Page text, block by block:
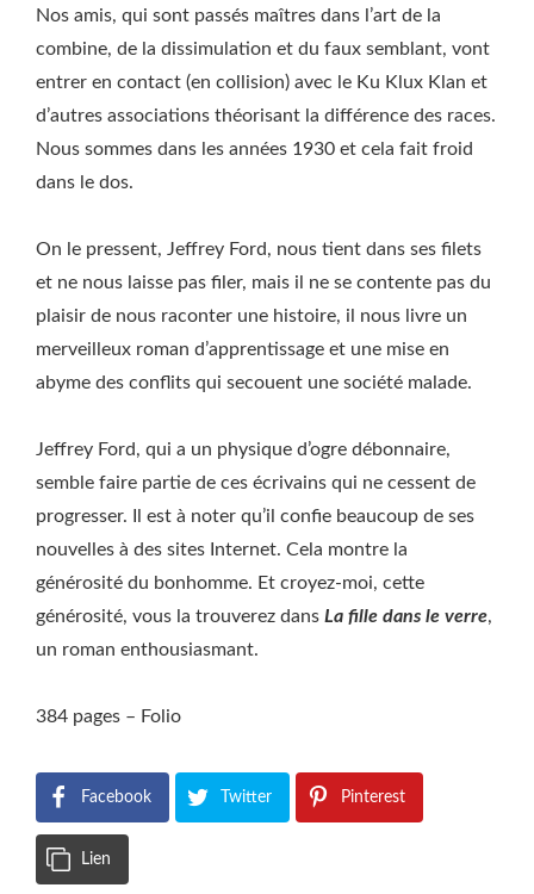
Nos amis, qui sont passés maîtres dans l’art de la
combine, de la dissimulation et du faux semblant, vont
entrer en contact (en collision) avec le Ku Klux Klan et
d’autres associations théorisant la différence des races.
Nous sommes dans les années 1930 et cela fait froid
dans le dos.
On le pressent, Jeffrey Ford, nous tient dans ses filets
et ne nous laisse pas filer, mais il ne se contente pas du
plaisir de nous raconter une histoire, il nous livre un
merveilleux roman d’apprentissage et une mise en
abyme des conflits qui secouent une société malade.
Jeffrey Ford, qui a un physique d’ogre débonnaire,
semble faire partie de ces écrivains qui ne cessent de
progresser. Il est à noter qu’il confie beaucoup de ses
nouvelles à des sites Internet. Cela montre la
générosité du bonhomme. Et croyez-moi, cette
générosité, vous la trouverez dans La fille dans le verre,
un roman enthousiasmant.
384 pages – Folio
Facebook Twitter Pinterest
Lien